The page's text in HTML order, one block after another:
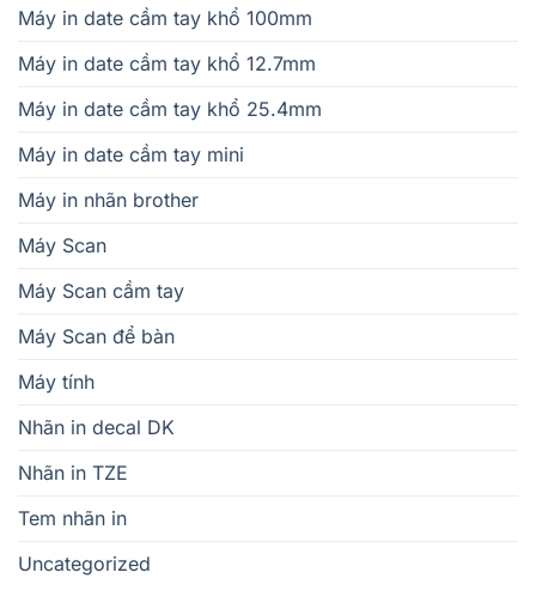
Máy in date cầm tay khổ 100mm
Máy in date cầm tay khổ 12.7mm
Máy in date cầm tay khổ 25.4mm
Máy in date cầm tay mini
Máy in nhãn brother
Máy Scan
Máy Scan cầm tay
Máy Scan để bàn
Máy tính
Nhãn in decal DK
Nhãn in TZE
Tem nhãn in
Uncategorized